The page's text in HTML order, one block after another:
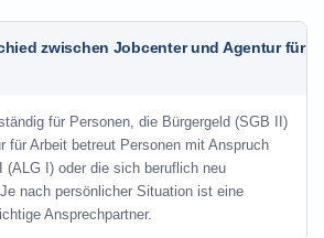
zwischen Jobcenter und Agentur für
für Personen, die Bürgergeld (SGB II)
für Arbeit betreut Personen mit Anspruch
(ALG I) oder die sich beruflich neu
nach persönlicher Situation ist eine
Ansprechpartner.